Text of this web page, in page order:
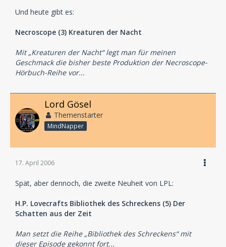
Und heute gibt es:
Necroscope (3) Kreaturen der Nacht
Mit „Kreaturen der Nacht“ legt man für meinen
Geschmack die bisher beste Produktion der Necroscope-
Hörbuch-Reihe vor...
Lord Gösel
Themenstarter
MindNapper
17. April 2006
Spät, aber dennoch, die zweite Neuheit von LPL:
H.P. Lovecrafts Bibliothek des Schreckens (5) Der
Schatten aus der Zeit
Man setzt die Reihe „Bibliothek des Schreckens“ mit
dieser Episode gekonnt fort...